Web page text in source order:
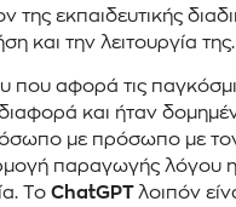
της εκπαιδευτικής
και την λειτουργία της.
που αφορά τις
και ήταν
με πρόσωπο με
παραγωγής λόγου
Το ChatGPT λοιπόν